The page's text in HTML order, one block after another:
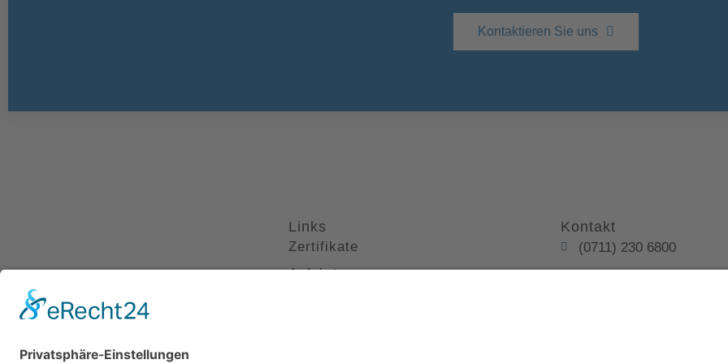
Kontaktieren Sie uns
Links
Zertifikate
Anfahrt
Kontakt
(0711) 230 6800